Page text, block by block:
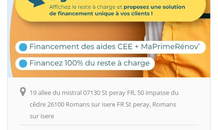
19 allee du mistral 07130 St peray FR, 50 impasse du
cêdre 26100 Romans sur isere FR St peray, Romans
sur isere